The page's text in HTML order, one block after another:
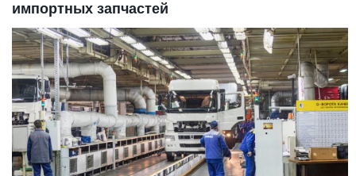
импортных запчастей